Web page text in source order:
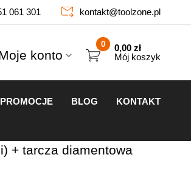
061 301 kontakt@toolzone.pl
konto
0,00 zł
Mój koszyk
0
PROMOCJE BLOG KONTAKT
+ tarcza diamentowa